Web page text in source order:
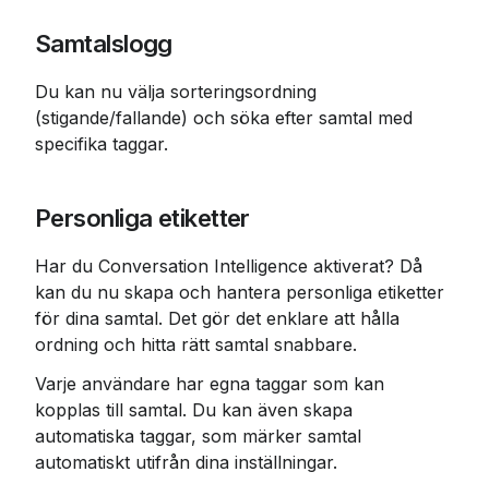
Samtalslogg
Du kan nu välja sorteringsordning
(stigande/fallande) och söka efter samtal med
specifika taggar.
Personliga etiketter
Har du Conversation Intelligence aktiverat? Då
kan du nu skapa och hantera personliga etiketter
för dina samtal. Det gör det enklare att hålla
ordning och hitta rätt samtal snabbare.
Varje användare har egna taggar som kan
kopplas till samtal. Du kan även skapa
automatiska taggar, som märker samtal
automatiskt utifrån dina inställningar.